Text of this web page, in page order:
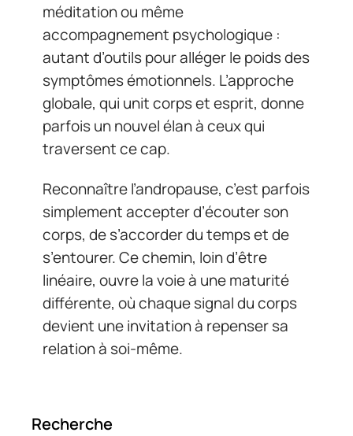
méditation ou même
accompagnement psychologique :
autant d’outils pour alléger le poids des
symptômes émotionnels. L’approche
globale, qui unit corps et esprit, donne
parfois un nouvel élan à ceux qui
traversent ce cap.
Reconnaître l’andropause, c’est parfois
simplement accepter d’écouter son
corps, de s’accorder du temps et de
s’entourer. Ce chemin, loin d’être
linéaire, ouvre la voie à une maturité
différente, où chaque signal du corps
devient une invitation à repenser sa
relation à soi-même.
Recherche